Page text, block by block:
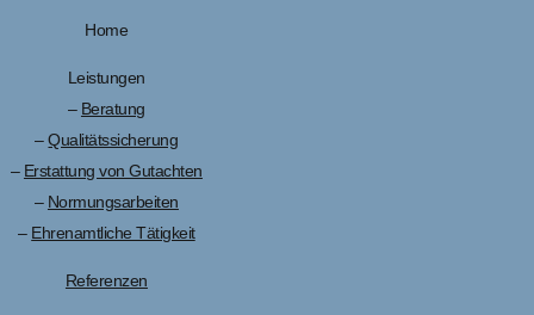
Home
Leistungen
– Beratung
–Qualitätssicherung
– Erstattung von Gutachten
– Normungsarbeiten
– Ehrenamtliche Tätigkeit
Referenzen